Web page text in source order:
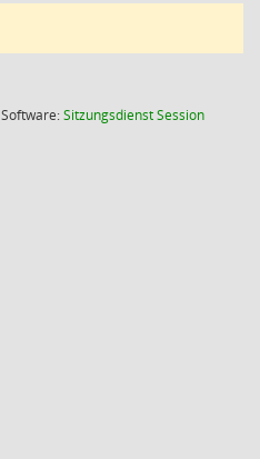
Software:SitzungsdienstSession(Wird in